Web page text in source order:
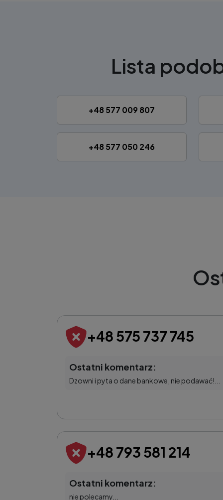
Lista
+48 577 009 807
+48 577 050 246
+48 575 737 745
Ostatni komentarz:
Dzowni i pyta o dane bankowe, nie podawać!...
+48 793 581 214
Ostatni komentarz:
nie polecamy...